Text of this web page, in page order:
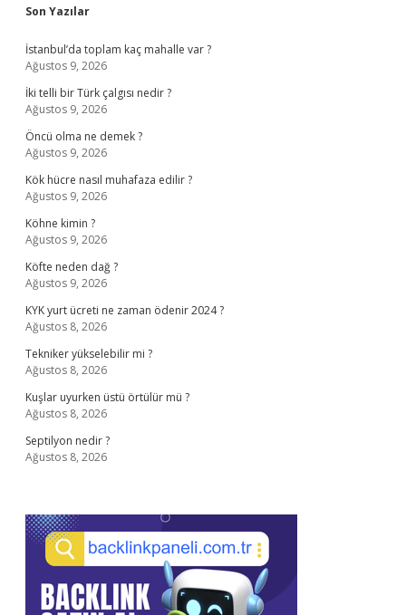
Sidebar
Son Yazılar
İstanbul’da toplam kaç mahalle var ?
Ağustos 9, 2026
İki telli bir Türk çalgısı nedir ?
Ağustos 9, 2026
Öncü olma ne demek ?
Ağustos 9, 2026
Kök hücre nasıl muhafaza edilir ?
Ağustos 9, 2026
Köhne kimin ?
Ağustos 9, 2026
Köfte neden dağ ?
Ağustos 9, 2026
KYK yurt ücreti ne zaman ödenir 2024 ?
Ağustos 8, 2026
Tekniker yükselebilir mi ?
Ağustos 8, 2026
Kuşlar uyurken üstü örtülür mü ?
Ağustos 8, 2026
Septilyon nedir ?
Ağustos 8, 2026